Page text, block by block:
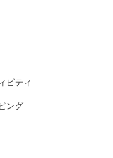
ビティ
ング